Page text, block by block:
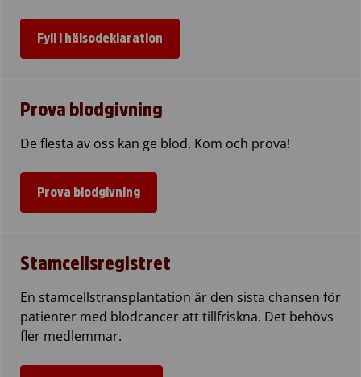
Fyll i hälsodeklaration
Prova blodgivning
De flesta av oss kan ge blod. Kom och prova!
Prova blodgivning
Stamcellsregistret
En stamcellstransplantation är den sista chansen för
patienter med blodcancer att tillfriskna. Det behövs
fler medlemmar.